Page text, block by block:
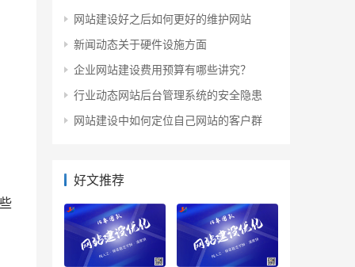
网站建设好之后如何更好的维护网站
新闻动态关于硬件设施方面
企业网站建设费用预算有哪些讲究？
行业动态网站后台管理系统的安全隐患
网站建设中如何定位自己网站的客户群
好文推荐